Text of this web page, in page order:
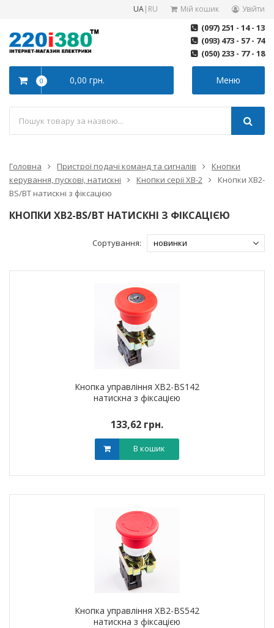
UA| RU Мій кошик Увійти
(097) 251 - 14 - 13
(093) 473 - 57 - 74
(050) 233 - 77 - 18
Меню
0 0,00 грн.
Головна Пристрої подачі команд та сигналів
Кнопки
керування, пускові, натискні
Кнопки серії XB-2
Кнопки XB2-
BS/ВТ натискні з фіксацією
КНОПКИ XB2-BS/ВТ НАТИСКНІ З ФІКСАЦІЄЮ
Сортування:
Кнопка управління XB2-BS142
натискна з фіксацією
133,62 грн.
В кошик
Кнопка управління XB2-BS542
натискна з фіксацією